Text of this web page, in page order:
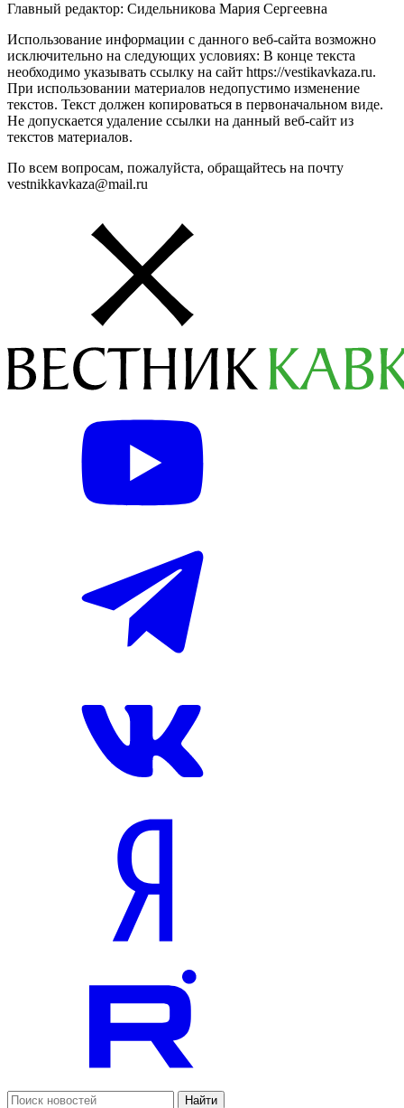
Главный редактор: Сидельникова Мария Сергеевна
Использование информации с данного веб-сайта возможно
исключительно на следующих условиях: В конце текста
необходимо указывать ссылку на сайт https://vestikavkaza.ru.
При использовании материалов недопустимо изменение
текстов. Текст должен копироваться в первоначальном виде.
Не допускается удаление ссылки на данный веб-сайт из
текстов материалов.
По всем вопросам, пожалуйста, обращайтесь на почту
vestnikkavkaza@mail.ru
Найти